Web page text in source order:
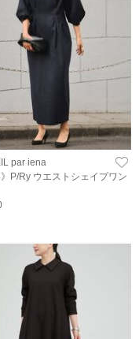
par iena
》P/Ry ウエストシェイプワン